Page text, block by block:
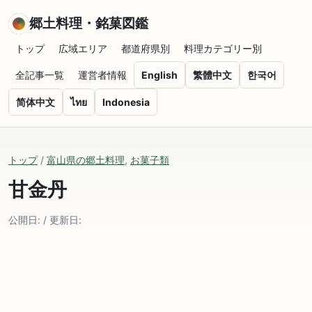
郷土料理・銘菓図鑑
トップ 広域エリア 都道府県別 料理カテゴリー別
全記事一覧 運営者情報 English 繁體中文 한국어
简体中文 ไทย Indonesia
トップ/ 富山県の郷土料理, お菓子類
甘金丹
公開日: / 更新日: